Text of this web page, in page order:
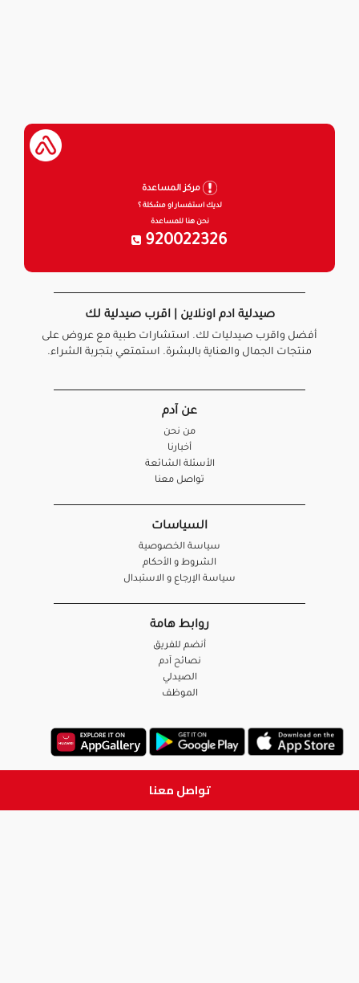
تواصل معنا
مركز المساعدة
لديك استفسار او مشكلة ؟
نحن هنا للمساعدة
920022326
صيدلية ادم اونلاين | اقرب صيدلية لك
أفضل واقرب صيدليات لك. استشارات طبية مع عروض على
منتجات الجمال والعناية بالبشرة. استمتعي بتجربة الشراء.
عن آدم
من نحن
أخبارنا
الأسئلة الشائعة
تواصل معنا
السياسات
سياسة الخصوصية
الشروط و الأحكام
سياسة الإرجاع و الاستبدال
روابط هامة
أنضم للفريق
نصائح آدم
الصيدلي
الموظف
ابق على تواصل